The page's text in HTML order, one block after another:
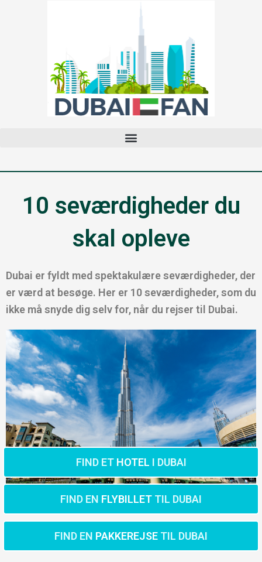
10 seværdigheder du
skal opleve
Dubai er fyldt med spektakulære seværdigheder, der
er værd at besøge. Her er 10 seværdigheder, som du
ikke må snyde dig selv for, når du rejser til Dubai.
FIND ET HOTEL I DUBAI
FIND EN FLYBILLET TIL DUBAI
FIND EN PAKKEREJSE TIL DUBAI